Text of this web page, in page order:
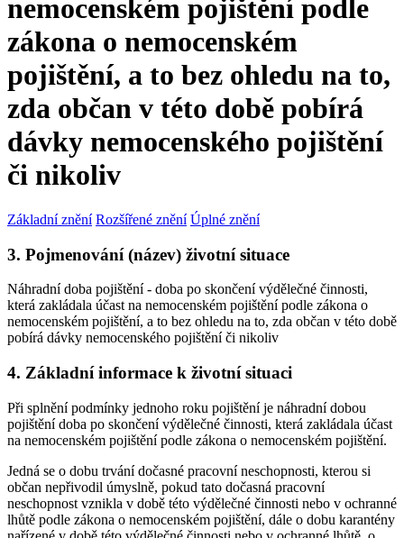
nemocenském pojištění podle
zákona o nemocenském
pojištění, a to bez ohledu na to,
zda občan v této době pobírá
dávky nemocenského pojištění
či nikoliv
Základní znění Rozšířené znění Úplné znění
3. Pojmenování (název) životní situace
Náhradní doba pojištění - doba po skončení výdělečné činnosti,
která zakládala účast na nemocenském pojištění podle zákona o
nemocenském pojištění, a to bez ohledu na to, zda občan v této době
pobírá dávky nemocenského pojištění či nikoliv
4. Základní informace k životní situaci
Při splnění podmínky jednoho roku pojištění je náhradní dobou
pojištění doba po skončení výdělečné činnosti, která zakládala účast
na nemocenském pojištění podle zákona o nemocenském pojištění.
Jedná se o dobu trvání dočasné pracovní neschopnosti, kterou si
občan nepřivodil úmyslně, pokud tato dočasná pracovní
neschopnost vznikla v době této výdělečné činnosti nebo v ochranné
lhůtě podle zákona o nemocenském pojištění, dále o dobu karantény